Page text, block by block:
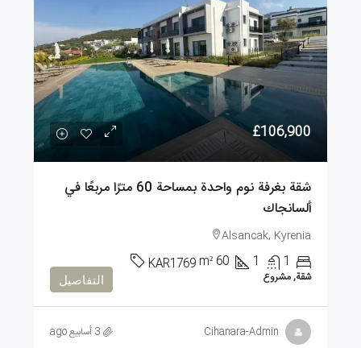
£106,900
شقة بغرفة نوم واحدة بمساحة 60 مترًا مربعًا في
ألسانجاك
Alsancak, Kyrenia
1
1
60
m²
KAR1769
شقة, مشروع التفاصيل
Cihanara-Admin 3 أسابيع ago